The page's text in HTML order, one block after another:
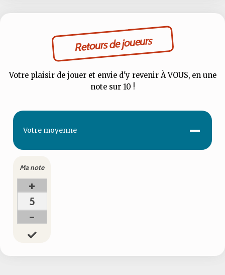
Retours de joueurs
Votre plaisir de jouer et envie d'y revenir À VOUS, en une
note sur 10 !
Votre moyenne -
Ma note
+
5
-